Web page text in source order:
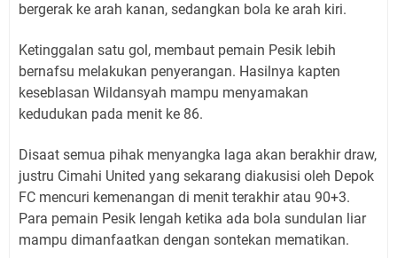
bergerak ke arah kanan, sedangkan bola ke arah kiri.
Ketinggalan satu gol, membaut pemain Pesik lebih
bernafsu melakukan penyerangan. Hasilnya kapten
keseblasan Wildansyah mampu menyamakan
kedudukan pada menit ke 86.
Disaat semua pihak menyangka laga akan berakhir draw,
justru Cimahi United yang sekarang diakusisi oleh Depok
FC mencuri kemenangan di menit terakhir atau 90+3.
Para pemain Pesik lengah ketika ada bola sundulan liar
mampu dimanfaatkan dengan sontekan mematikan.